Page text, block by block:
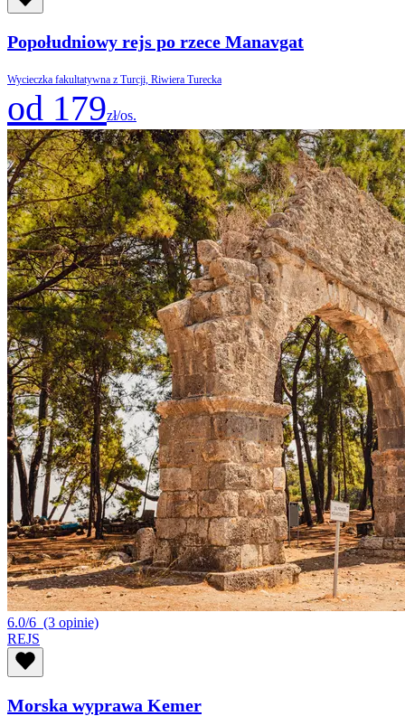
Popołudniowy rejs po rzece Manavgat
Wycieczka fakultatywna z Turcji, Riwiera Turecka
od 179zł/os.
6.0/6 (3 opinie)
REJS
Morska wyprawa Kemer